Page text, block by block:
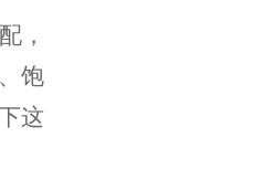
，
饱
这